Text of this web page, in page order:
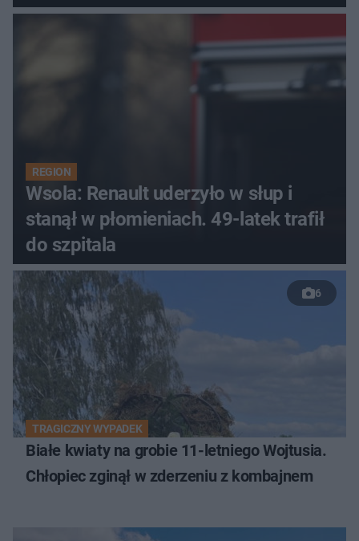
REGION
Wsola: Renault uderzyło w słup i
stanął w płomieniach. 49-latek trafił
do szpitala
6
TRAGICZNY WYPADEK
Białe kwiaty na grobie 11-letniego Wojtusia.
Chłopiec zginął w zderzeniu z kombajnem